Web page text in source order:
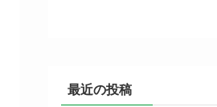
最近の投稿